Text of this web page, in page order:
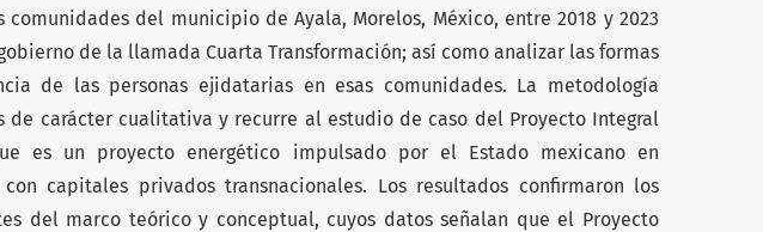
comunidades del municipio de Ayala, Morelos, México, entre 2018 y 2023
de la llamada Cuarta Transformación; así como analizar las formas
de las personas ejidatarias en esas comunidades. La metodología
de carácter cualitativa y recurre al estudio de caso del Proyecto Integral
es un proyecto energético impulsado por el Estado mexicano en
con capitales privados transnacionales. Los resultados confirmaron los
del marco teórico y conceptual, cuyos datos señalan que el Proyecto